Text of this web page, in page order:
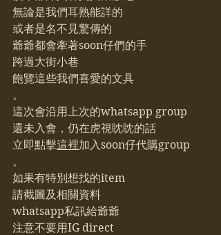
無論是我們耳熟能詳的
或者是名不見驚傳的
爺爺都會牽著soon仔們的手
跨過大街小巷
飽覽這些我們喜愛的文具
。
這次會沿用上次的whatsapp group
還未入會，仍在虎視眈眈的話
立即點擊這裡加入soon仔代購group
。
如果有特別想找的item
請截圖及相關資料
whatsapp私訊給爺爺
注意不要用IG direct